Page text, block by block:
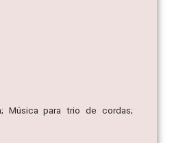
Música para trio de cordas;